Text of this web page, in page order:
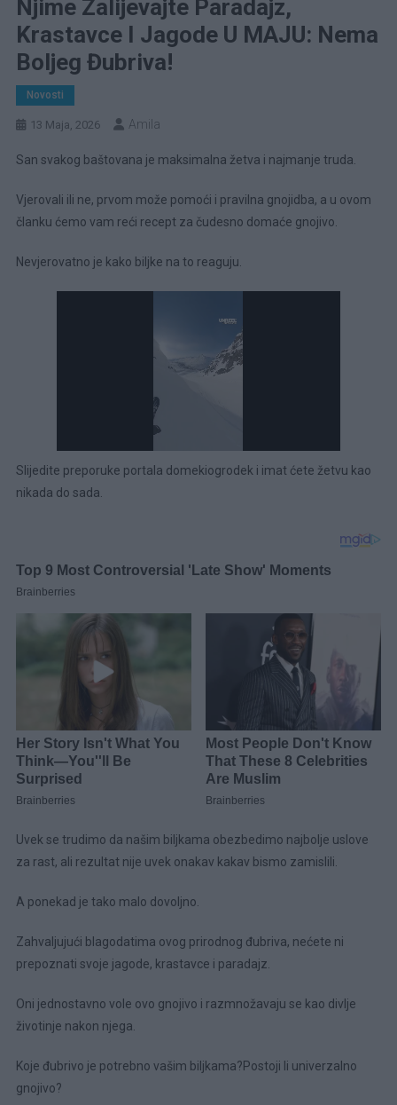
Njime Zalijevajte Paradajz,
Krastavce I Jagode U MAJU: Nema
Boljeg Đubriva!
Novosti
13 Maja, 2026 Amila
San svakog baštovana je maksimalna žetva i najmanje truda.
Vjerovali ili ne, prvom može pomoći i pravilna gnojidba, a u ovom
članku ćemo vam reći recept za čudesno domaće gnojivo.
Nevjerovatno je kako biljke na to reaguju.
Slijedite preporuke portala domekiogrodek i imat ćete žetvu kao
nikada do sada.
Uvek se trudimo da našim biljkama obezbedimo najbolje uslove
za rast, ali rezultat nije uvek onakav kakav bismo zamislili.
A ponekad je tako malo dovoljno.
Zahvaljujući blagodatima ovog prirodnog đubriva, nećete ni
prepoznati svoje jagode, krastavce i paradajz.
Oni jednostavno vole ovo gnojivo i razmnožavaju se kao divlje
životinje nakon njega.
Koje đubrivo je potrebno vašim biljkama?Postoji li univerzalno
gnojivo?